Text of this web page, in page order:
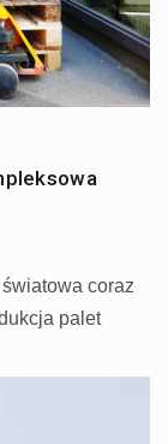
coraz
palet